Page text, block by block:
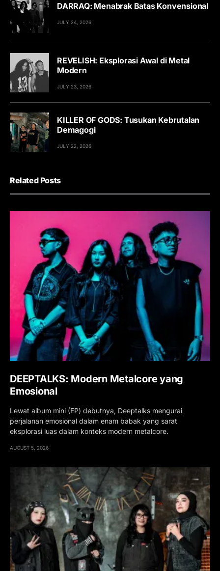
DARRAQ: Menabrak Batas Konvensional
JULY 24, 2026
REVELISH: Eksplorasi Awal di Metal
Modern
JULY 23, 2026
KILLER OF GODS: Tusukan Kebrutalan
Demagogi
JULY 22, 2026
Related Posts
DEEPTALKS: Modern Metalcore yang
Emosional
Lewat album mini (EP) debutnya, Deeptalks mengurai
perjalanan emosional dalam enam babak yang sarat
eksplorasi luas dalam konteks modern metalcore.
AUGUST 5, 2026